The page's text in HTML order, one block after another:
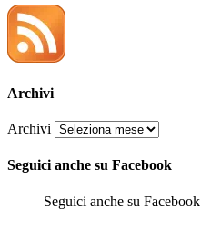
Archivi
Archivi
Seguici anche su Facebook
Seguici anche su Facebook